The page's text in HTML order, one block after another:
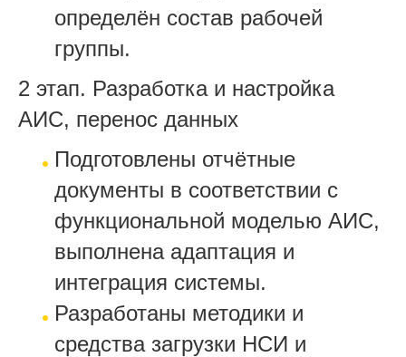
определён состав рабочей
группы.
2 этап. Разработка и настройка
АИС, перенос данных
Подготовлены отчётные
документы в соответствии с
функциональной моделью АИС,
выполнена адаптация и
интеграция системы.
Разработаны методики и
средства загрузки НСИ и